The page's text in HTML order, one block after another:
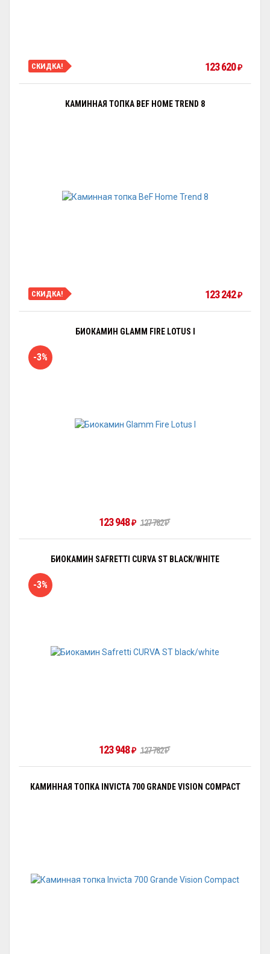
СКИДКА! 123 620 ₽
КАМИННАЯ ТОПКА BEF HOME TREND 8
СКИДКА! 123 242 ₽
БИОКАМИН GLAMM FIRE LOTUS I
-3%
123 948 ₽ 127 782₽
БИОКАМИН SAFRETTI CURVA ST BLACK/WHITE
-3%
123 948 ₽ 127 782₽
КАМИННАЯ ТОПКА INVICTA 700 GRANDE VISION COMPACT